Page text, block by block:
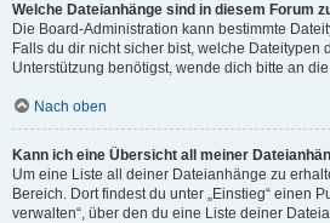
Welche Dateianhänge sind in diesem Forum
Die Board-Administration kann bestimmte
Falls du dir nicht sicher bist, welche Dateitypen
Unterstützung benötigst, wende dich bitte an
Nach oben
Kann ich eine Übersicht all meiner
Um eine Liste all deiner Dateianhänge zu
Bereich. Dort findest du unter „Einstieg“ einen
verwalten“, über den du eine Liste deiner